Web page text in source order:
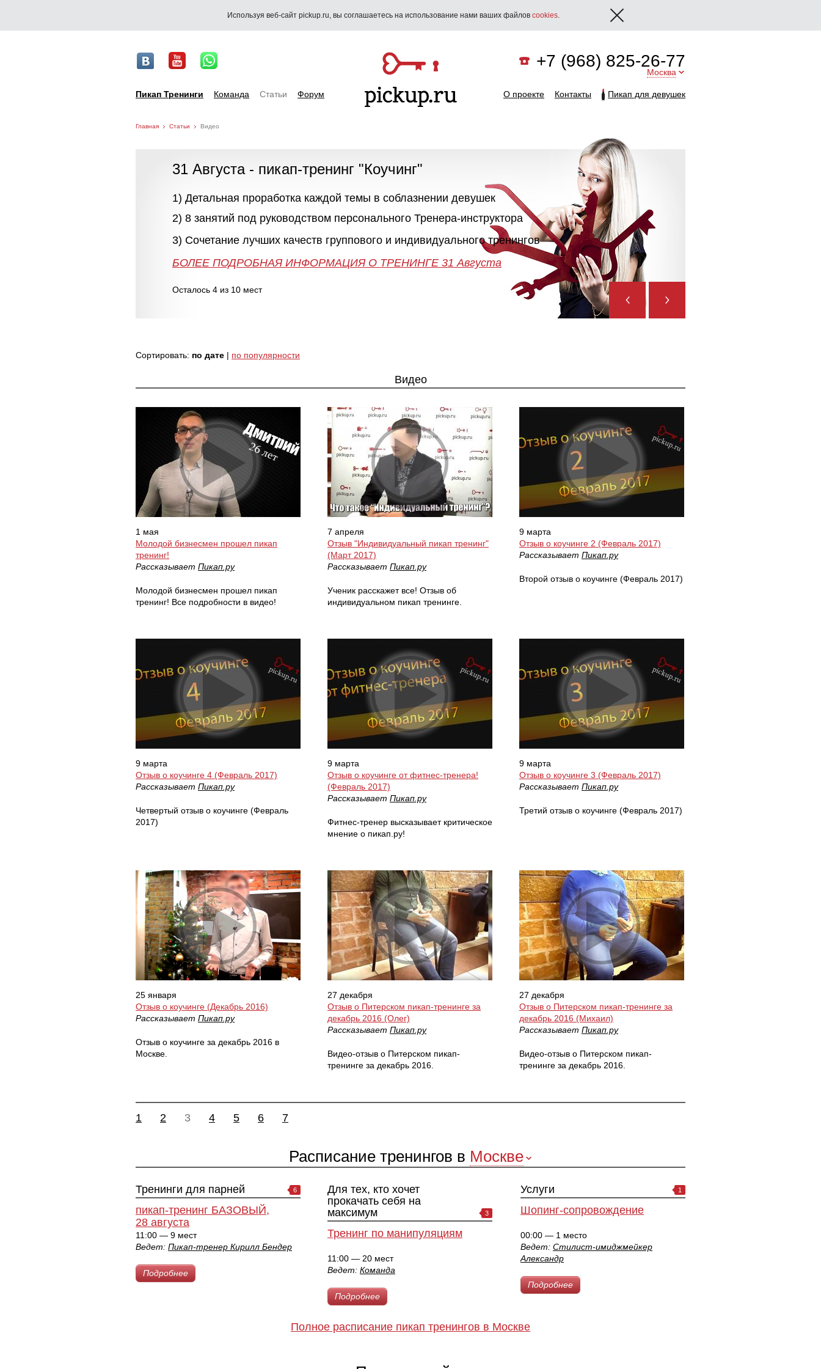
Используя веб-сайт pickup.ru, вы соглашаетесь на использование нами ваших файлов cookies
Пикап Тренинги Команда Статьи Форум
+7 (968) 825-26-77
Москва
О проекте Контакты Пикап для девушек
Главная Статьи Видео
БОЛЕЕ ПОДРОБНАЯ ИНФОРМАЦИЯ О ТРЕНИНГЕ 28-29-30 Августа
31 Августа - пикап-тренинг "Коучинг"
1) Детальная проработка каждой темы в соблазнении девушек
2) 8 занятий под руководством персонального Тренера-инструктора
3) Сочетание лучших качеств группового и индивидуального тренингов
БОЛЕЕ ПОДРОБНАЯ ИНФОРМАЦИЯ О ТРЕНИНГЕ 31 Августа
Осталось 4 из 10 мест
ПИКАП
50 часов практики
Онлайн поддержка 24/7
Незабываемое приключение
Занятия до результата
25-26 Сентября
"Как познакомиться с девушкой"
13 Октября в 20:00
>>>ЗАПИСАТЬСЯ НА МАСТЕР-КЛАСС<<<
Сортировать: по дате | по популярности
Видео
1 мая
Молодой бизнесмен прошел пикап
тренинг!
Рассказывает Пикап.ру
Молодой бизнесмен прошел пикап
тренинг! Все подробности в видео!
7 апреля
Отзыв "Индивидуальный пикап тренинг"
(Март 2017)
Рассказывает Пикап.ру
Ученик расскажет все! Отзыв об
индивидуальном пикап тренинге.
9 марта
Отзыв о коучинге 2 (Февраль 2017)
Рассказывает Пикап.ру
Второй отзыв о коучинге (Февраль 2017)
9 марта
Отзыв о коучинге 4 (Февраль 2017)
Рассказывает Пикап.ру
Четвертый отзыв о коучинге (Февраль
2017)
9 марта
Отзыв о коучинге от фитнес-тренера!
(Февраль 2017)
Рассказывает Пикап.ру
Фитнес-тренер высказывает критическое
мнение о пикап.ру!
9 марта
Отзыв о коучинге 3 (Февраль 2017)
Рассказывает Пикап.ру
Третий отзыв о коучинге (Февраль 2017)
25 января
Отзыв о коучинге (Декабрь 2016)
Рассказывает Пикап.ру
Отзыв о коучинге за декабрь 2016 в
Москве.
27 декабря
Отзыв о Питерском пикап-тренинге за
декабрь 2016 (Олег)
Рассказывает Пикап.ру
Видео-отзыв о Питерском пикап-
тренинге за декабрь 2016.
27 декабря
Отзыв о Питерском пикап-тренинге за
декабрь 2016 (Михаил)
Рассказывает Пикап.ру
Видео-отзыв о Питерском пикап-
тренинге за декабрь 2016.
1 2 3 4 5 6 7
Расписание тренингов в Москве
Тренинги для парней 6
пикап-тренинг БАЗОВЫЙ,
28 августа
11:00 — 9 мест
Ведет: Пикап-тренер Кирилл Бендер
Подробнее
Для тех, кто хочет
прокачать себя на
максимум
3
Тренинг по манипуляциям
11:00 — 20 мест
Ведет: Команда
Подробнее
Услуги 1
Шопинг-сопровождение
00:00 — 1 место
Ведет: Стилист-имиджмейкер
Александр
Подробнее
Полное расписание пикап тренингов в Москве